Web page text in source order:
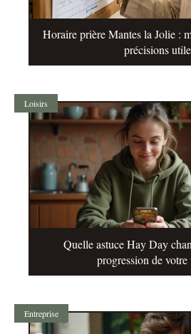
Horaire prière Mantes la Jolie :
précisions
Loisirs
Quelle astuce Hay Day
progression de votre
Entreprise